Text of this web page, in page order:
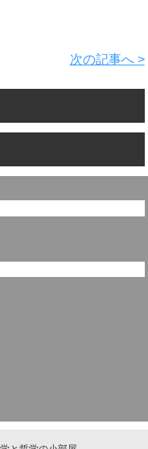
次の記事へ >